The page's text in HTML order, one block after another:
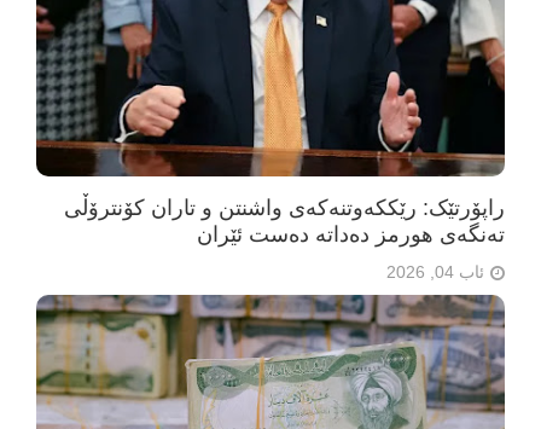
راپۆرتێک: رێککەوتنەکەی واشنتن و تاران کۆنترۆڵی
تەنگەی هورمز دەداتە دەست ئێران
ئاب 04, 2026